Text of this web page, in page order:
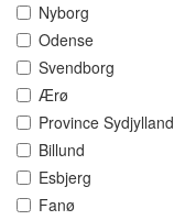
Nyborg
Odense
Svendborg
Ærø
Province Sydjylland
Billund
Esbjerg
Fanø